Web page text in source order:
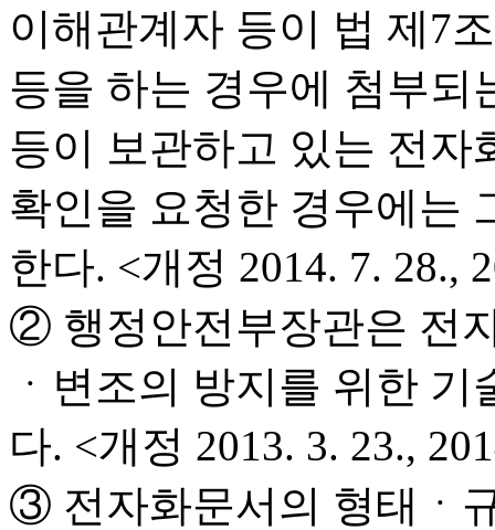
이해관계자 등이 법 제7
등을 하는 경우에 첨부되
등이 보관하고 있는 전자
확인을 요청한 경우에는
한다. <개정 2014. 7. 28.,
② 행정안전부장관은 전
ㆍ변조의 방지를 위한
다. <개정 2013. 3. 23.,
③ 전자화문서의 형태ㆍ